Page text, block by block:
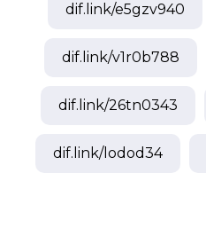
dif.link/e5gzv940
dif.link/v1r0b788
dif.link/26tn0343
dif.link/lodod34